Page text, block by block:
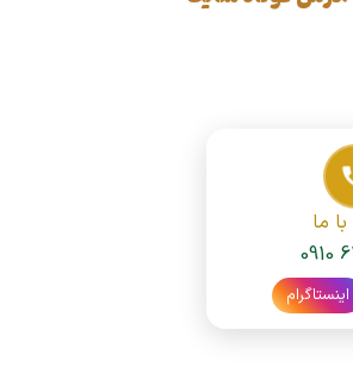
ما
0910
اینستاگرام